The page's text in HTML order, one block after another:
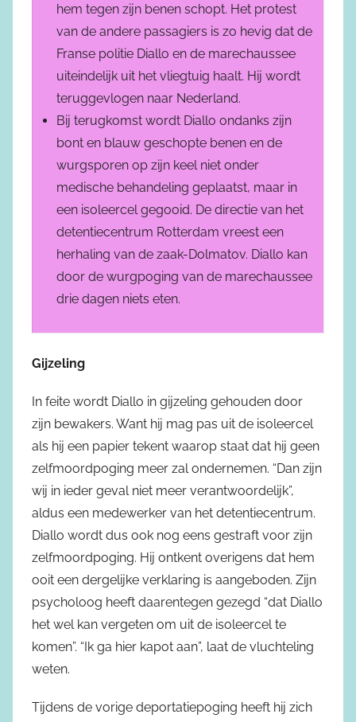
hem tegen zijn benen schopt. Het protest
van de andere passagiers is zo hevig dat de
Franse politie Diallo en de marechaussee
uiteindelijk uit het vliegtuig haalt. Hij wordt
teruggevlogen naar Nederland.
Bij terugkomst wordt Diallo ondanks zijn
bont en blauw geschopte benen en de
wurgsporen op zijn keel niet onder
medische behandeling geplaatst, maar in
een isoleercel gegooid. De directie van het
detentiecentrum Rotterdam vreest een
herhaling van de zaak-Dolmatov. Diallo kan
door de wurgpoging van de marechaussee
drie dagen niets eten.
Gijzeling
In feite wordt Diallo in gijzeling gehouden door
zijn bewakers. Want hij mag pas uit de isoleercel
als hij een papier tekent waarop staat dat hij geen
zelfmoordpoging meer zal ondernemen. “Dan zijn
wij in ieder geval niet meer verantwoordelijk”,
aldus een medewerker van het detentiecentrum.
Diallo wordt dus ook nog eens gestraft voor zijn
zelfmoordpoging. Hij ontkent overigens dat hem
ooit een dergelijke verklaring is aangeboden. Zijn
psycholoog heeft daarentegen gezegd “dat Diallo
het wel kan vergeten om uit de isoleercel te
komen”. “Ik ga hier kapot aan”, laat de vluchteling
weten.
Tijdens de vorige deportatiepoging heeft hij zich